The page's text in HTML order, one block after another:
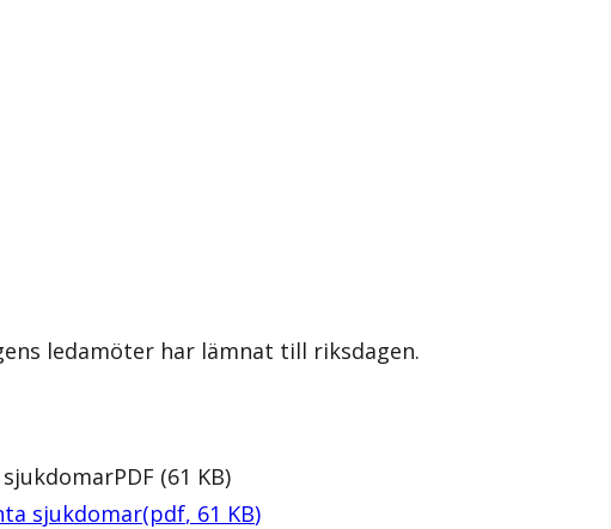
ledamöter har lämnat till riksdagen.
PDF (61 KB)
sjukdomar(pdf, 61 KB)